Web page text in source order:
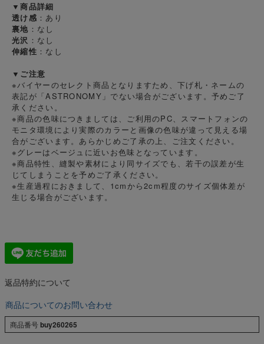
▼商品詳細
透け感 ：あり
裏地 ：なし
光沢 ：なし
伸縮性 ：なし
▼ご注意
※バイヤーのセレクト商品となりますため、下げ札・ネームの
表記が「ASTRONOMY」でない場合がございます。予めご了
承ください。
※商品の色味につきましては、ご利用のPC、スマートフォンの
モニタ環境により実際のカラーと画像の色味が違って見える場
合がございます。あらかじめご了承の上、ご注文ください。
※グレーはベージュに近いお色味となっています。
※商品特性、縫製や素材により同サイズでも、若干の誤差が生
じてしまうことを予めご了承ください。
※生産過程におきまして、1cmから2cm程度のサイズ個体差が
生じる場合がございます。
返品特約について
商品についてのお問い合わせ
商品番号buy260265